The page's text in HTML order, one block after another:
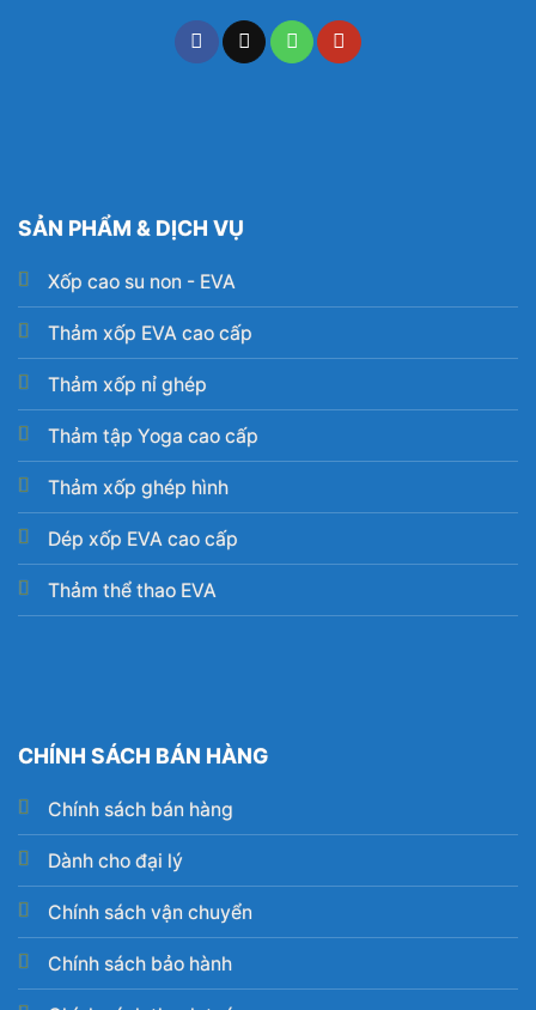
SẢN PHẨM & DỊCH VỤ
Xốp cao su non - EVA
Thảm xốp EVA cao cấp
Thảm xốp nỉ ghép
Thảm tập Yoga cao cấp
Thảm xốp ghép hình
Dép xốp EVA cao cấp
Thảm thể thao EVA
CHÍNH SÁCH BÁN HÀNG
Chính sách bán hàng
Dành cho đại lý
Chính sách vận chuyển
Chính sách bảo hành